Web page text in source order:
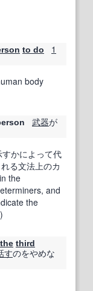
to do
1
body
武器が
かによって代
る文法上のカ
the
and
the
third
すのをやめな